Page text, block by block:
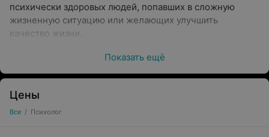
психически здоровых людей, попавших в сложную
жизненную ситуацию или желающих улучшить
качество жизни.
Цель психологического консультирования
клиенту в решении его проблемы. Осознать и изменить
принимать важные решения, разрешать возникающие
проблемы, достигать поставленных целей, жить в
Показать ещё
Цены
Все / Психолог